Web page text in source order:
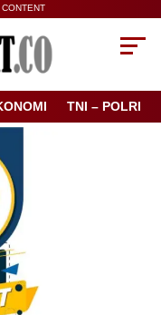
TNI – POLRI